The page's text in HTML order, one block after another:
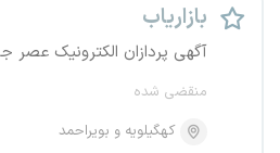
بازاریاب
آگهی پردازان الکترونیک عصر
منقضی شده
کهگیلویه و بویراحمد